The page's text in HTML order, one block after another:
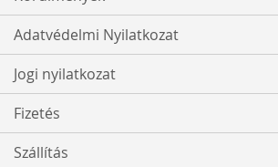
Adatvédelmi Nyilatkozat
Jogi nyilatkozat
Fizetés
Szállítás